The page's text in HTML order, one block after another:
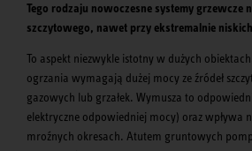
Tego rodzaju nowoczesne systemy grzewcze
szczytowego, nawet przy ekstremalnie
To aspekt niezwykle istotny w dużych
ogrzania wymagają dużej mocy ze źródeł
gazowych lub grzałek. Wymusza to
elektryczne odpowiedniej mocy) oraz wpływa
mroźnych okresach. Atutem gruntowych pomp